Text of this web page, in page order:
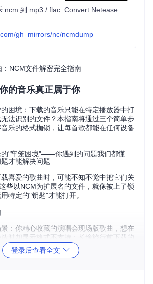
gh_mirrors/nc/ncmdump
NCM文件解密完全指南
的音乐真正属于你
困境：下载的音乐只能在特定播放器中打
法识别的文件？本指南将通过三个简单步
乐的格式枷锁，让每首歌都能在任何设备
的"牢笼困境"——你遇到的问题我们都懂
才能解决问题
喜爱的歌曲时，可能不知不觉中把它们关
些以NCM为扩展名的文件，就像被上了锁
特定的"钥匙"才能打开。
：你精心收藏的演唱会现场版歌曲，想在
时却显示格式不支持；长途旅行前下载的
里变成了无法识别的文件；甚至换了新手
收藏因为格式限制无法迁移。
登录后查看全文